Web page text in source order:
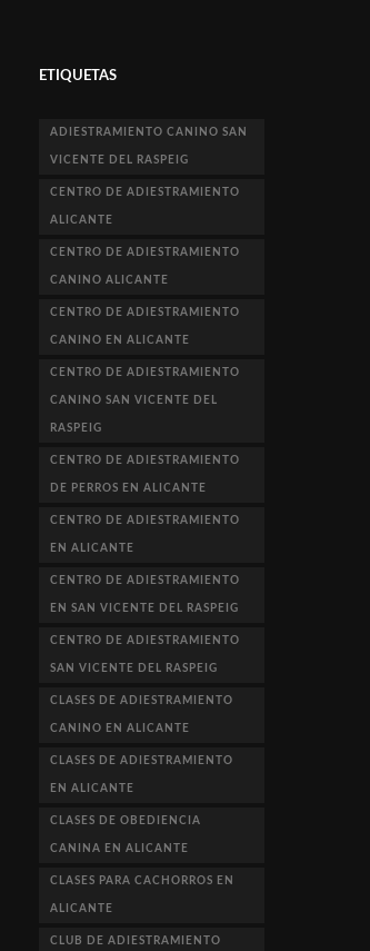
ETIQUETAS
ADIESTRAMIENTO CANINO SAN
VICENTE DEL RASPEIG
CENTRO DE ADIESTRAMIENTO
ALICANTE
CENTRO DE ADIESTRAMIENTO
CANINO ALICANTE
CENTRO DE ADIESTRAMIENTO
CANINO EN ALICANTE
CENTRO DE ADIESTRAMIENTO
CANINO SAN VICENTE DEL
RASPEIG
CENTRO DE ADIESTRAMIENTO
DE PERROS EN ALICANTE
CENTRO DE ADIESTRAMIENTO
EN ALICANTE
CENTRO DE ADIESTRAMIENTO
EN SAN VICENTE DEL RASPEIG
CENTRO DE ADIESTRAMIENTO
SAN VICENTE DEL RASPEIG
CLASES DE ADIESTRAMIENTO
CANINO EN ALICANTE
CLASES DE ADIESTRAMIENTO
EN ALICANTE
CLASES DE OBEDIENCIA
CANINA EN ALICANTE
CLASES PARA CACHORROS EN
ALICANTE
CLUB DE ADIESTRAMIENTO